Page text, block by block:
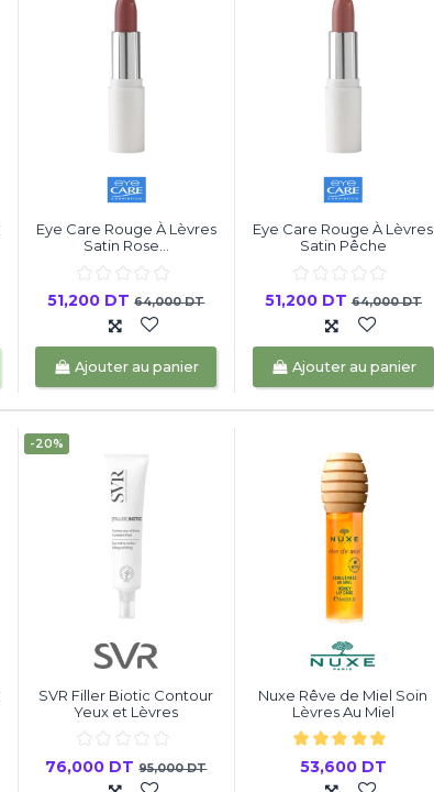
Eye Care Rouge À Lèvres
Satin Rose...
51,200 DT64,000 DT
Ajouter au panier
Eye Care Rouge À Lèvres
Satin Pêche
51,200 DT 64,000 DT
Ajouter au panier
-20%
SVR Filler Biotic Contour
Yeux et Lèvres
76,000 DT95,000 DT
Nuxe Rêve de Miel Soin
Lèvres Au Miel
53,600 DT